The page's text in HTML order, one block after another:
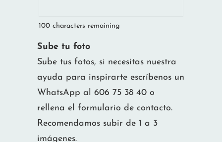
100 characters remaining
Sube tu foto
Sube tus fotos, si necesitas nuestra
ayuda para inspirarte escríbenos un
WhatsApp al 606 75 38 40 o
rellena el formulario de contacto.
Recomendamos subir de 1 a 3
imágenes.